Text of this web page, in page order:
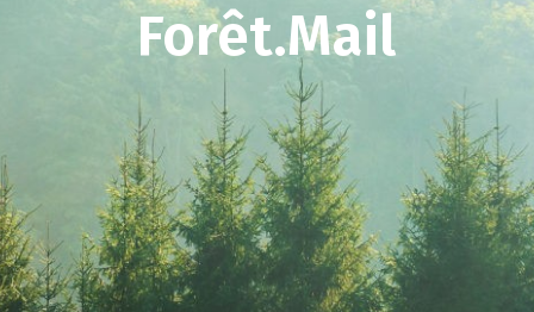
Forêt.Mail